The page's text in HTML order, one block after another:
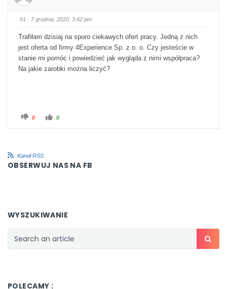
#1 · 7 grudnia, 2020, 3:42 pm
Trafiłam dzisiaj na sporo ciekawych ofert pracy. Jedną z nich
jest oferta od firmy 4Experience Sp. z o. o. Czy jesteście w
stanie mi pomóc i powiedzieć jak wygląda z nimi współpraca?
Na jakie zarobki można liczyć?
Kliknij dla kciuka w dół.
0 Kliknij dla kciuka w górę.
0
Kanał RSS
OBSERWUJ NAS NA FB
WYSZUKIWANIE
POLECAMY :